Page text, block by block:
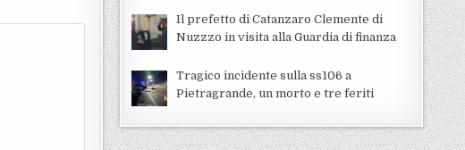
Il prefetto di Catanzaro Clemente di
Nuzzzo in visita alla Guardia di finanza
Tragico incidente sulla ss106 a
Pietragrande, un morto e tre feriti